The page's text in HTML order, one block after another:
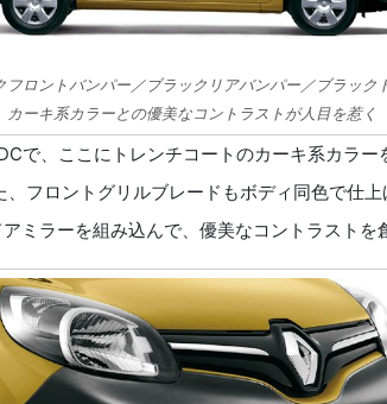
ロントバンパー／ブラックリアバンパー／ブラック
カーキ系カラーとの優美なコントラストが人目を惹く
で、ここにトレンチコートのカーキ系カラー
、フロントグリルブレードもボディ同色で仕
ミラーを組み込んで、優美なコントラストを